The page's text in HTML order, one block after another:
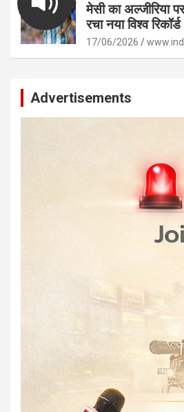
मेसी का अल्जीरिया
रचा नया विश्व रिकॉर्ड
17/06/2026
Advertisements